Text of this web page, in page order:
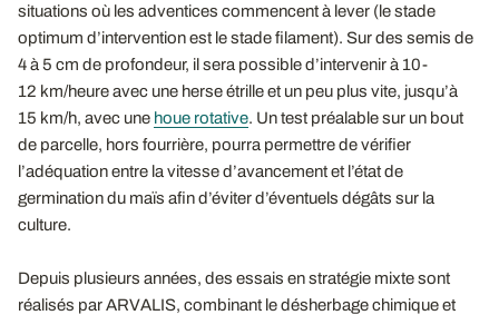
situations où les adventices commencent à lever (le stade
optimum d’intervention est le stade filament). Sur des semis de
4 à 5 cm de profondeur, il sera possible d’intervenir à 10-
12 km/heure avec une herse étrille et un peu plus vite, jusqu’à
15 km/h, avec une houe rotative. Un test préalable sur un bout
de parcelle, hors fourrière, pourra permettre de vérifier
l’adéquation entre la vitesse d’avancement et l’état de
germination du maïs afin d’éviter d’éventuels dégâts sur la
culture.
Depuis plusieurs années, des essais en stratégie mixte sont
réalisés par ARVALIS, combinant le désherbage chimique et